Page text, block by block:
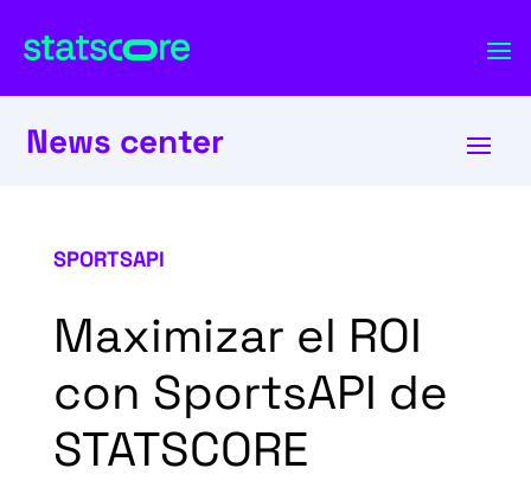
News center
SPORTSAPI
Maximizar el ROI
con SportsAPI de
STATSCORE